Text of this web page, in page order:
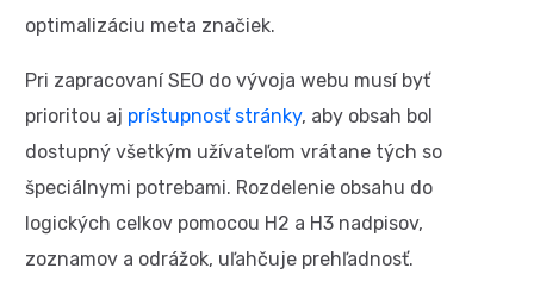
optimalizáciu meta značiek.
Pri zapracovaní SEO do vývoja webu musí byť
prioritou aj prístupnosť stránky, aby obsah bol
dostupný všetkým užívateľom vrátane tých so
špeciálnymi potrebami. Rozdelenie obsahu do
logických celkov pomocou H2 a H3 nadpisov,
zoznamov a odrážok, uľahčuje prehľadnosť.